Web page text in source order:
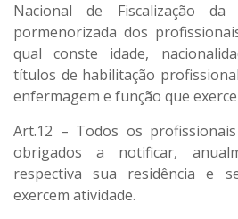
Nacional de Fiscalização
pormenorizada dos
qual conste idade,
títulos de habilitação
enfermagem e função que
Art.12 – Todos os
obrigados a notificar,
respectiva sua residência e
exercem atividade.